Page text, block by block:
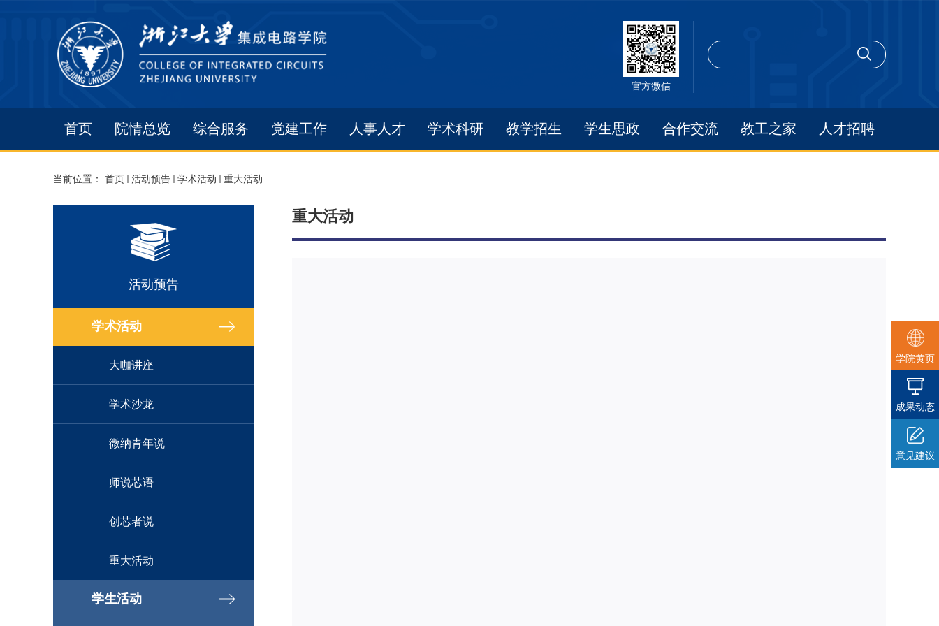
官方微信
首页 院情总览 综合服务 党建工作 人事人才 学术科研 教学招生 学生思政 合作交流 教工之家 人才招聘
当前位置： 首页 活动预告 学术活动 重大活动
活动预告
学术活动
大咖讲座
学术沙龙
微纳青年说
师说芯语
创芯者说
重大活动
学生活动
重大活动
学院黄页
成果动态
意见建议